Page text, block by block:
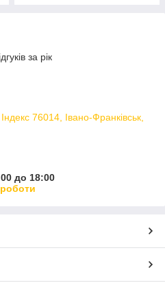
за рік
76014, Івано-Франківськ,
до 18:00